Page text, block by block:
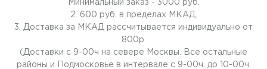
Минимальный заказ - 3000 руб.
2. 600 руб. в пределах МКАД.
3. Доставка за МКАД рассчитывается индивидуально от
800р.
(Доставки с 9-00ч на севере Москвы. Все остальные
районы и Подмосковье в интервале с 9-00ч. до 10-00ч.